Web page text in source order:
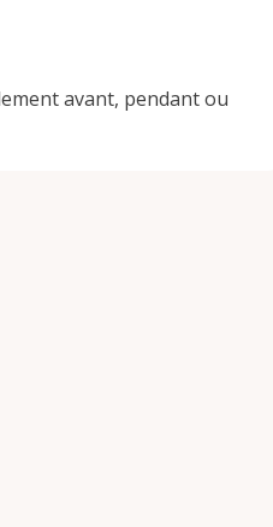
avant, pendant ou